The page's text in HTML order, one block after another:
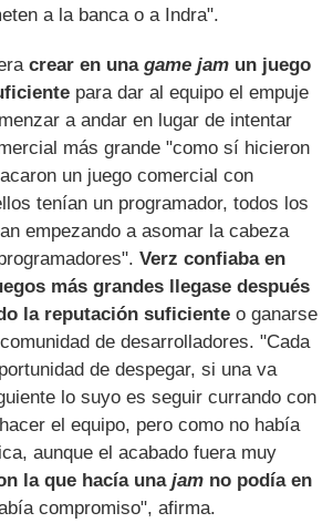
a la banca o a Indra".
crear en unagame jam un juego
para dar al equipo el empuje
a andar en lugar de intentar
más grande "como sí hicieron
un juego comercial con
tenían un programador, todos los
empezando a asomar la cabeza
Verz confiaba en
más grandes llegase después
la reputación suficiente o ganarse
de desarrolladores. "Cada
de despegar, si una va
lo suyo es seguir currando con
el equipo, pero como no había
aunque el acabado fuera muy
la que hacía unajam no podía en
compromiso", afirma.